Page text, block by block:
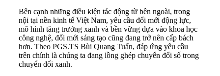
Bên cạnh những điều kiện tác động từ bên ngoài, trong
nội tại nền kinh tế Việt Nam, yêu cầu đổi mới động lực,
mô hình tăng trưởng xanh và bền vững dựa vào khoa học
công nghệ, đổi mới sáng tạo cũng đang trở nên cấp bách
hơn. Theo PGS.TS Bùi Quang Tuấn, đáp ứng yêu cầu
trên chính là chúng ta đang lồng ghép chuyển đổi số trong
chuyển đổi xanh.